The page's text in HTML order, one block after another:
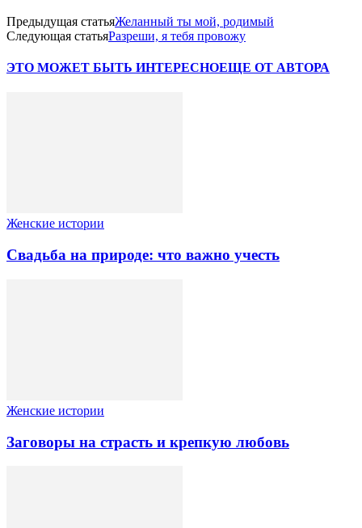
Предыдущая статьяЖеланный ты мой, родимый
Следующая статьяРазреши, я тебя провожу
ЭТО МОЖЕТ БЫТЬ ИНТЕРЕСНОЕЩЕ ОТ АВТОРА
Женские истории
Свадьба на природе: что важно учесть
Женские истории
Заговоры на страсть и крепкую любовь